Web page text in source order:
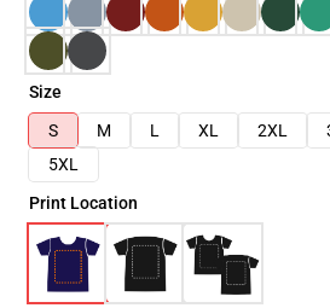
Size
S
M L XL 2XL
5XL
Print Location